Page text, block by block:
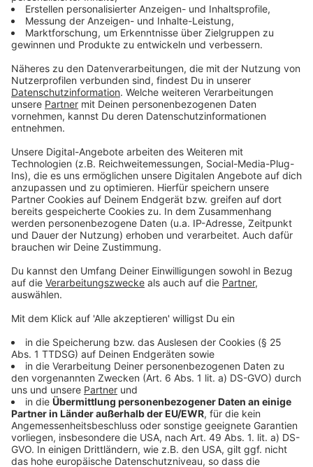
Wir verwenden einen Service eines
Drittanbieters, um Videoinhalte
einzubetten. Dieser Service kann
sammeln. Bitte lesen Sie die
Details durch und stimmen Sie der
Nutzung des Service zu, um dieses
Mehr Informationen
Akzeptieren
powered byUsercentrics Consent
Management Platform
Wenn die Soldaten Schofield und Blake diese
Nachricht überbringen, retten sie über 1.500
Menschenleben. Doch zur Überbringung der Nachricht
müssen sie ihr eigenes Leben aufs Spiel setzen.
Anzeige
©Copyright Universal Pictures
Kann Blake seinen Bruder und seine Kameraden
retten?
Anzeige
©Copyright Universal Pictures
Schofield rennt um sein Leben.